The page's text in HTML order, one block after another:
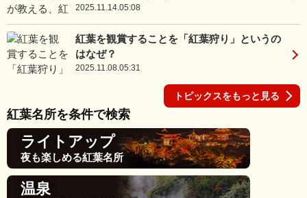
2025.11.14.05:08
紅葉を観賞することを「紅葉狩り」というの
はなぜ？
2025.11.08.05:31
トピックスをもっと見る
紅葉名所を条件で検索
ライトアップ
夜も楽しめる紅葉名所
温泉